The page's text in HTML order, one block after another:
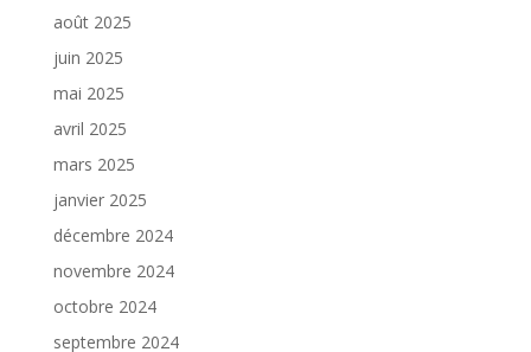
août 2025
juin 2025
mai 2025
avril 2025
mars 2025
janvier 2025
décembre 2024
novembre 2024
octobre 2024
septembre 2024